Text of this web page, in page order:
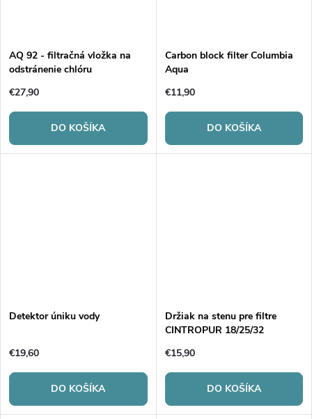
AQ 92 - filtračná vložka na
odstránenie chlóru
€27,90
DO KOŠÍKA
Carbon block filter Columbia
Aqua
€11,90
DO KOŠÍKA
Detektor úniku vody
€19,60
DO KOŠÍKA
Držiak na stenu pre filtre
CINTROPUR 18/25/32
€15,90
DO KOŠÍKA